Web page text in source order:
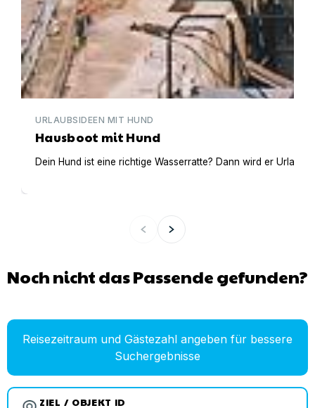
URLAUBSIDEEN MIT HUND
Hausboot mit Hund
Dein Hund ist eine richtige Wasserratte? Dann wird er
Noch nicht das Passende gefunden?
Reisezeitraum und Gästezahl angeben für bessere
Suchergebnisse
ZIEL / OBJEKT ID